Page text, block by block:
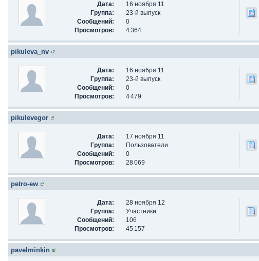
Дата:
16 ноября 11
Группа:
23-й выпуск
Сообщений:
0
Просмотров:
4 364
pikuleva_nv
Дата:
16 ноября 11
Группа:
23-й выпуск
Сообщений:
0
Просмотров:
4 479
pikulevegor
Дата:
17 ноября 11
Группа:
Пользователи
Сообщений:
0
Просмотров:
28 069
petro-ew
Дата:
28 ноября 12
Группа:
Участники
Сообщений:
106
Просмотров:
45 157
pavelminkin